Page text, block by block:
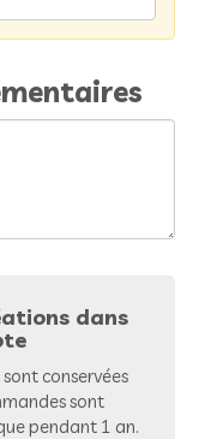
dans
conservées
sont
pendant 1 an.